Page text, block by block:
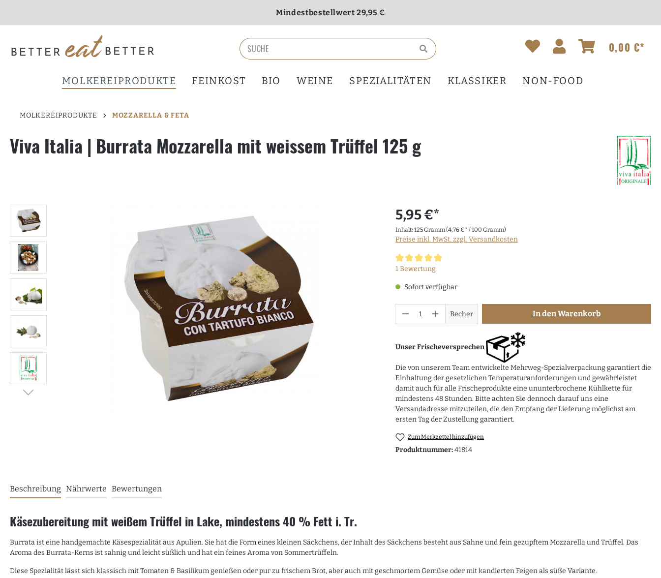
Mindestbestellwert 29,95 €
Versandkostenfrei ab 70,00 €
0,00 €*
MOLKEREIPRODUKTE FEINKOST BIO WEINE SPEZIALITÄTEN KLASSIKER NON-FOOD
MOLKEREIPRODUKTE MOZZARELLA & FETA
Viva Italia | Burrata Mozzarella mit weissem Trüffel 125 g
5,95 €*
Inhalt: 125 Gramm(4,76 €* / 100 Gramm)
Preise inkl. MwSt. zzgl. Versandkosten
Durchschnittliche Bewertung von 5 von 5 Sternen
1 Bewertung
Sofort verfügbar
Becher In den Warenkorb
Unser Frischeversprechen
Die von unserem Team entwickelte Mehrweg-Spezialverpackung garantiert die
Einhaltung der gesetzlichen Temperaturanforderungen und gewährleistet
damit auch für alle Frischeprodukte eine ununterbrochene Kühlkette für
mindestens 48 Stunden. Bitte achten Sie dennoch darauf uns eine
Versandadresse mitzuteilen, die den Empfang der Lieferung möglichst am
ersten Tag der Zustellung garantiert.
Zum Merkzettel hinzufügen
Produktnummer:41814
Beschreibung Nährwerte Bewertungen
Käsezubereitung mit weißem Trüffel in Lake, mindestens 40 % Fett i. Tr.
Burrata ist eine handgemachte Käsespezialität aus Apulien. Sie hat die Form eines kleinen Säckchens, der Inhalt des Säckchens besteht aus Sahne und fein gezupftem Mozzarella und Trüffel. Das
Aroma des Burrata-Kerns ist sahnig und leicht süßlich und hat ein feines Aroma von Sommertrüffeln.
Diese Spezialität lässt sich klassisch mit Tomaten & Basilikum genießen oder pur zu frischem Brot, aber auch mit geschmortem Gemüse oder mit kandierten Feigen als süße Variante.